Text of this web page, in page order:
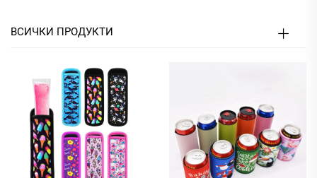
ВСИЧКИ ПРОДУКТИ